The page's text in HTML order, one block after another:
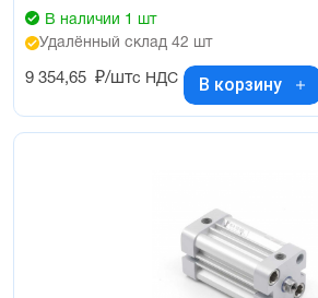
В наличии 1 шт
Удалённый склад 42 шт
9 354,65 ₽/штс НДС В корзину